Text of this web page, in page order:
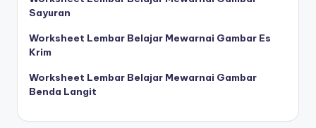
p
d
f
-
d
anak
2-
5
pdf
Sayuran
Worksheet Lembar Belajar Mewarnai Gambar Es
Krim
Worksheet Lembar Belajar Mewarnai Gambar
Benda Langit